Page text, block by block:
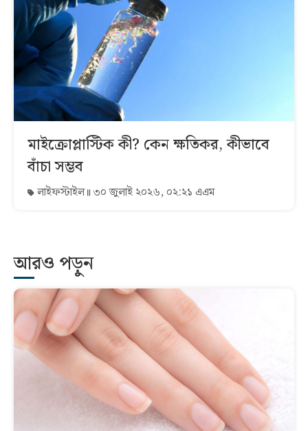
মাইক্রোপ্লাস্টিক কী? কেন ক্ষতিকর, কীভাবে
বাঁচা সম্ভব
লাইফস্টাইল ৩০ জুলাই ২০২৬, ০২:২১ এএম
আরও পড়ুন